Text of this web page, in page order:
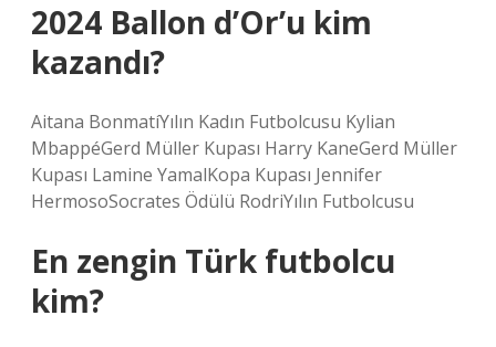
2024 Ballon d’Or’u kim
kazandı?
Aitana BonmatíYılın Kadın Futbolcusu Kylian
MbappéGerd Müller Kupası Harry KaneGerd Müller
Kupası Lamine YamalKopa Kupası Jennifer
HermosoSocrates Ödülü RodriYılın Futbolcusu
En zengin Türk futbolcu
kim?